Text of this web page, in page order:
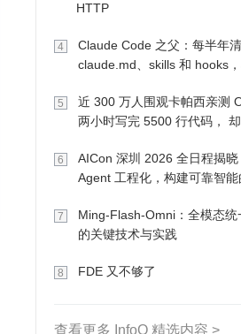
HTTP
4
Claude Code 之父：每半年
claude.md、skills 和 hooks，
5
近 300 万人围观卡帕西亲测
两小时写完 5500 行代码， 却
6
AICon 深圳 2026 全日程揭晓
Agent 工程化，构建可靠智能
7
Ming-Flash-Omni：全模态统
的关键技术与实践
8 FDE 又不够了
查看更多 InfoQ 精选内容 >